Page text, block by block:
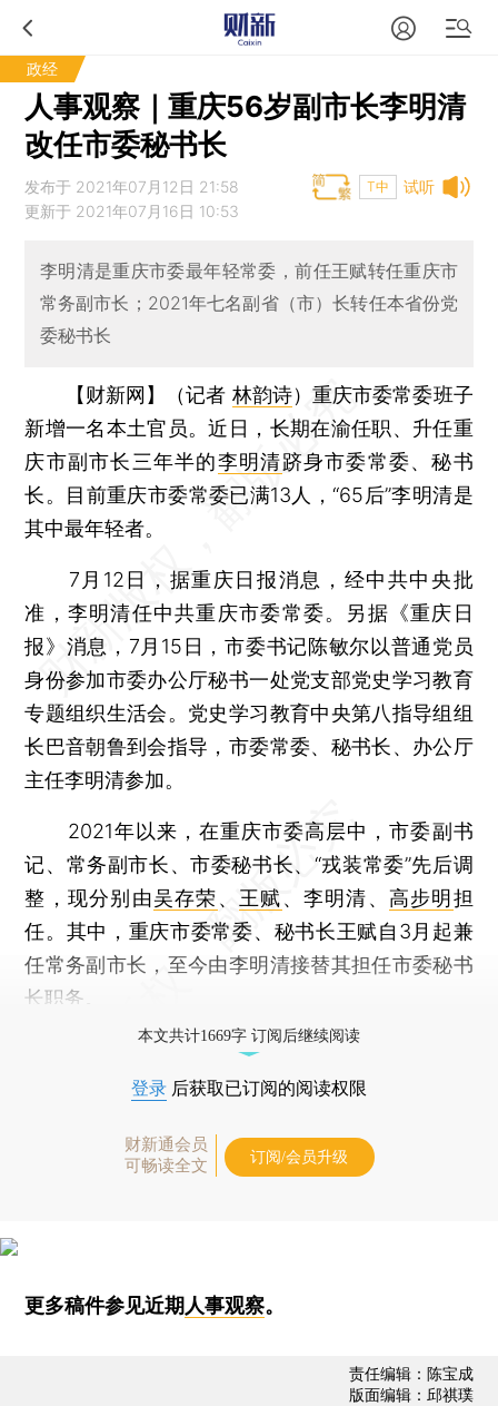
政经
人事观察｜重庆56岁副市长李明清
改任市委秘书长
试听
发布于 2021年07月12日 21:58
更新于 2021年07月16日 10:53
T中
李明清是重庆市委最年轻常委，前任王赋转任重庆市
常务副市长；2021年七名副省（市）长转任本省份党
委秘书长
【财新网】（记者 林韵诗） 重庆市委常委班子
新增一名本土官员。近日，长期在渝任职、升任重
庆市副市长三年半的李明清跻身市委常委、秘书
长。目前重庆市委常委已满13人，“65后”李明清是
其中最年轻者。
7月12日，据重庆日报消息，经中共中央批
准，李明清任中共重庆市委常委。另据《重庆日
报》消息，7月15日，市委书记陈敏尔以普通党员
身份参加市委办公厅秘书一处党支部党史学习教育
专题组织生活会。党史学习教育中央第八指导组组
长巴音朝鲁到会指导，市委常委、秘书长、办公厅
主任李明清参加。
2021年以来，在重庆市委高层中，市委副书
记、常务副市长、市委秘书长、“戎装常委”先后调
整，现分别由吴存荣、 王赋、李明清、 高步明 担
任。其中，重庆市委常委、秘书长王赋自3月起兼
任常务副市长，至今由李明清接替其担任市委秘书
长职务。
本文共计1669字 订阅后继续阅读
登录 后获取已订阅的阅读权限
财新通会员
可畅读全文
订阅/会员升级
更多稿件参见近期 人事观察。
责任编辑：陈宝成
版面编辑：邱祺璞